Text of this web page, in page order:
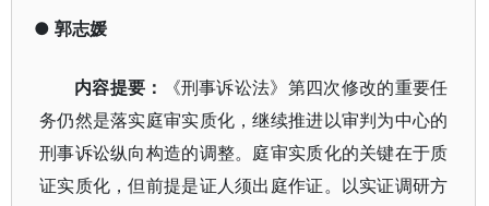
● 郭志媛
内容提要：
《刑事诉讼法》第四次修改的重要任
务仍然是落实庭审实质化，继续推进以审判为中心的
刑事诉讼纵向构造的调整。庭审实质化的关键在于质
证实质化，但前提是证人须出庭作证。以实证调研方